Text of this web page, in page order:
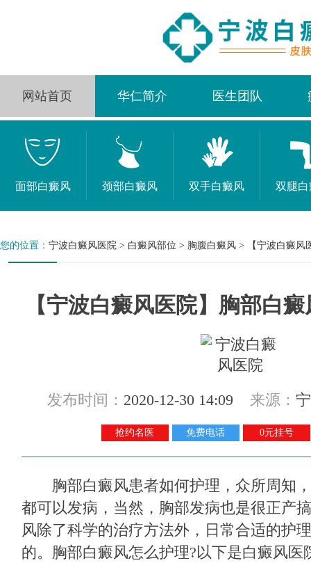
网站首页 华仁简介 医生团队
面部白癜风 颈部白癜风 双手白癜风 双腿
您的位置： 宁波白癜风医院 > 白癜风部位 > 胸腹白癜风 > 【宁波白癜
【宁波白癜风医院】胸部白
发布时间： 2020-12-30 14:09 来源：
抢约名医 免费电话 0元挂号
胸部白癜风患者如何护理，众所周知，
都可以发病，当然，胸部发病也是很正产
风除了科学的治疗方法外，日常合适的护
的。胸部白癜风怎么护理?以下是白癜风医